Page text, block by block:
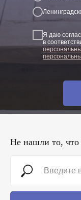
Я даю
в
Не нашли то, что